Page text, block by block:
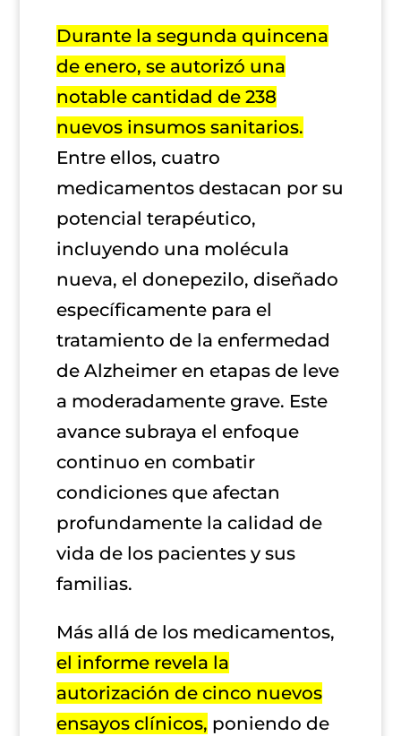
Durante la segunda quincena
de enero, se autorizó una
notable cantidad de 238
nuevos insumos sanitarios.
Entre ellos, cuatro
medicamentos destacan por su
potencial terapéutico,
incluyendo una molécula
nueva, el donepezilo, diseñado
específicamente para el
tratamiento de la enfermedad
de Alzheimer en etapas de leve
a moderadamente grave. Este
avance subraya el enfoque
continuo en combatir
condiciones que afectan
profundamente la calidad de
vida de los pacientes y sus
familias.
Más allá de los medicamentos,
el informe revela la
autorización de cinco nuevos
ensayos clínicos, poniendo de